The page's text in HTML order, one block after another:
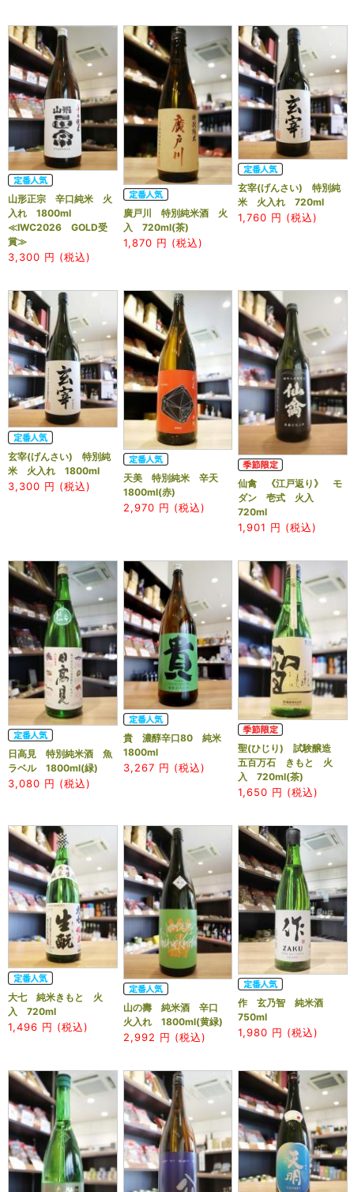
山形正宗 辛口純米 火
入れ 1800ml
≪IWC2026 GOLD受
賞≫
3,300 円 (税込)
廣戸川 特別純米酒 火
入 720ml(茶)
1,870 円 (税込)
玄宰(げんさい) 特別純
米 火入れ 720ml
1,760 円 (税込)
玄宰(げんさい) 特別純
米 火入れ 1800ml
3,300 円 (税込)
天美 特別純米 辛天
1800ml(赤)
2,970 円 (税込)
仙禽 《江戸返り》 モ
ダン 壱式 火入
720ml
1,901 円 (税込)
日高見 特別純米酒 魚
ラベル 1800ml(緑)
3,080 円 (税込)
貴 濃醇辛口80 純米
1800ml
3,267 円 (税込)
聖(ひじり) 試験醸造
五百万石 きもと 火
入 720ml(茶)
1,650 円 (税込)
大七 純米きもと 火
入 720ml
1,496 円 (税込)
山の壽 純米酒 辛口
火入れ 1800ml(黄緑)
2,992 円 (税込)
作 玄乃智 純米酒
750ml
1,980 円 (税込)